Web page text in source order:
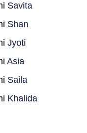
Savita
Shan
Jyoti
Asia
Saila
Khalida